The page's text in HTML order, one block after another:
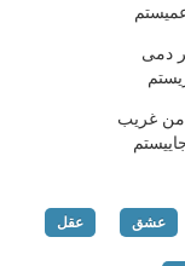
دمی
من غریب
عشق عقل